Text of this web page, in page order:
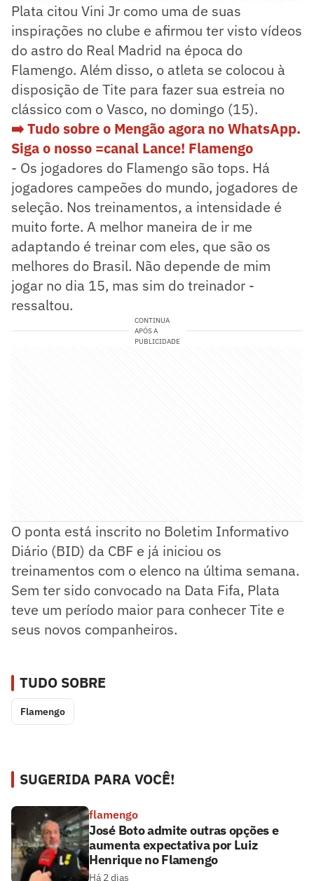
Plata citou Vini Jr como uma de suas
inspirações no clube e afirmou ter visto vídeos
do astro do Real Madrid na época do
Flamengo. Além disso, o atleta se colocou à
disposição de Tite para fazer sua estreia no
clássico com o Vasco, no domingo (15).
➡️ Tudo sobre o Mengão agora no WhatsApp.
Siga o nosso =canal Lance! Flamengo
- Os jogadores do Flamengo são tops. Há
jogadores campeões do mundo, jogadores de
seleção. Nos treinamentos, a intensidade é
muito forte. A melhor maneira de ir me
adaptando é treinar com eles, que são os
melhores do Brasil. Não depende de mim
jogar no dia 15, mas sim do treinador -
ressaltou.
CONTINUA
APÓS A
PUBLICIDADE
O ponta está inscrito no Boletim Informativo
Diário (BID) da CBF e já iniciou os
treinamentos com o elenco na última semana.
Sem ter sido convocado na Data Fifa, Plata
teve um período maior para conhecer Tite e
seus novos companheiros.
TUDO SOBRE
Flamengo
SUGERIDA PARA VOCÊ!
flamengo
José Boto admite outras opções e
aumenta expectativa por Luiz
Henrique no Flamengo
Há 2 dias